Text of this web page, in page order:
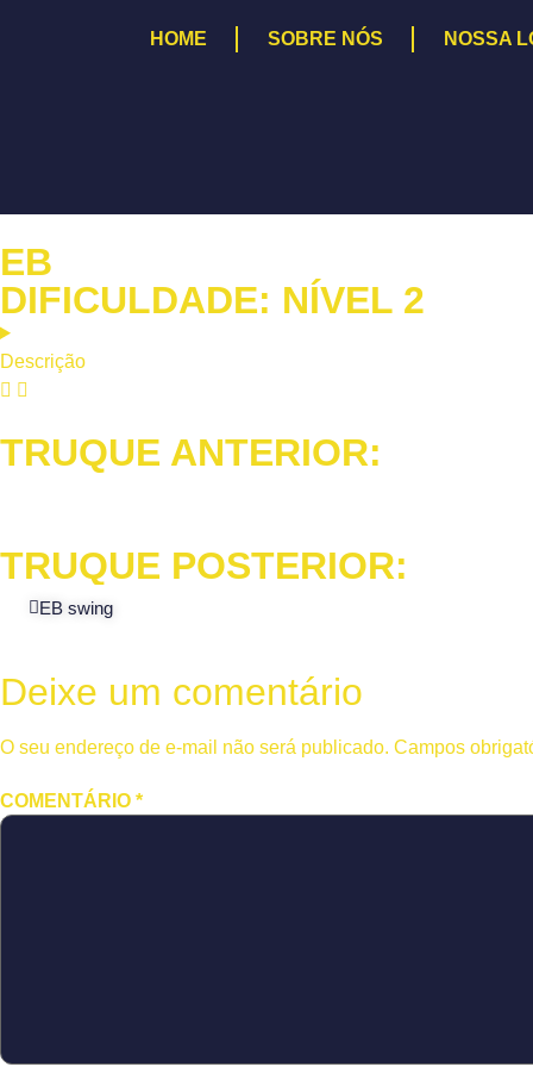
HOME SOBRE NÓS NOSSA
EB
DIFICULDADE: NÍVEL 2
Descrição
TRUQUE ANTERIOR:
TRUQUE POSTERIOR:
EB swing
Deixe um comentário
O seu endereço de e-mail não será publicado. Campos
COMENTÁRIO *